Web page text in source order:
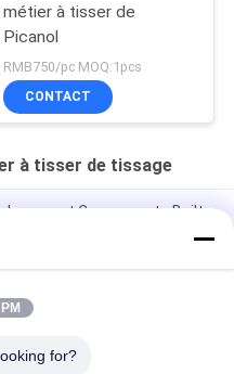
métier à tisser de
Picanol
RMB750/pc MOQ:1pcs
CONTACT
à tisser de tissage
Components Built
and Ensure
for?